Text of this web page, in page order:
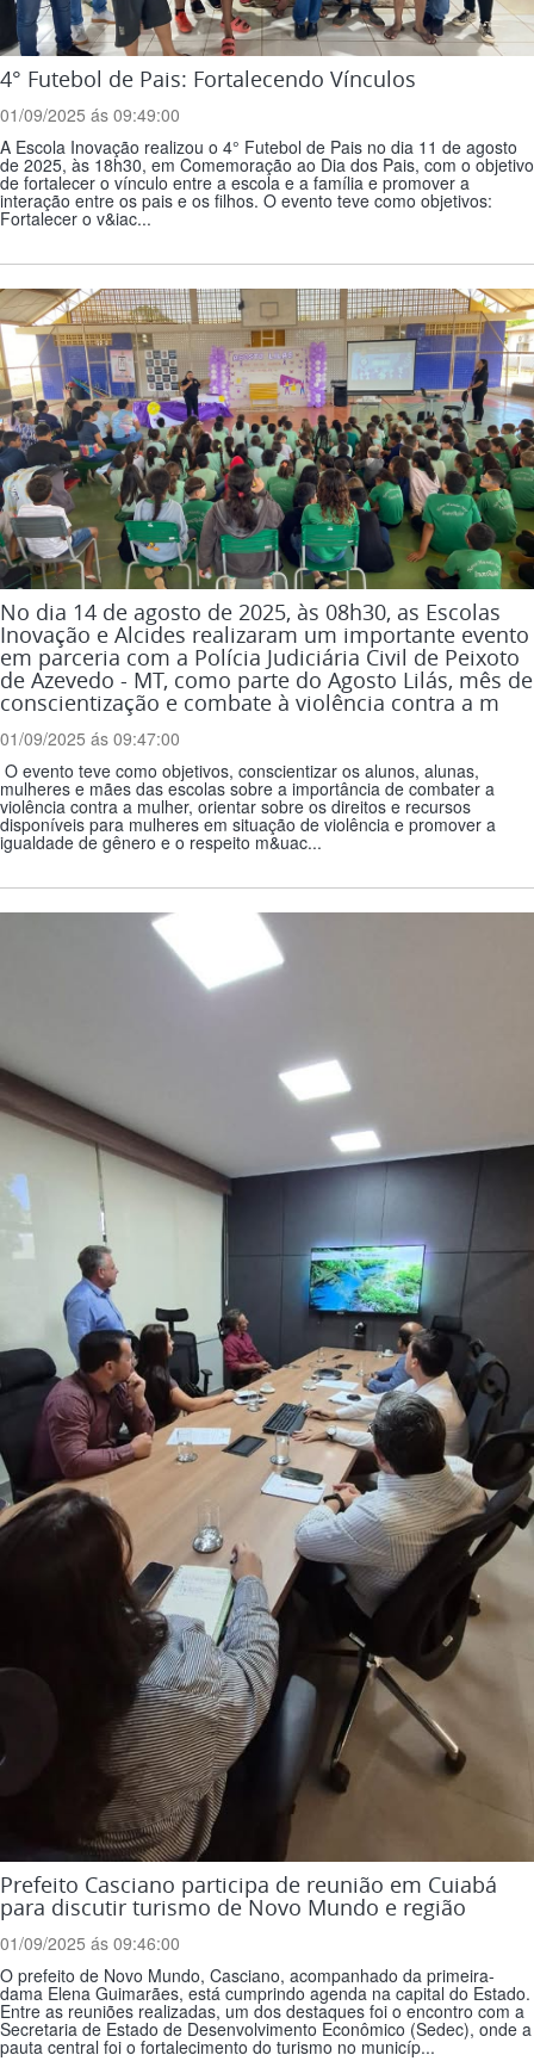
4° Futebol de Pais: Fortalecendo Vínculos
01/09/2025 ás 09:49:00
A Escola Inovação realizou o 4° Futebol de Pais no dia 11 de agosto
de 2025, às 18h30, em Comemoração ao Dia dos Pais, com o objetivo
de fortalecer o vínculo entre a escola e a família e promover a
interação entre os pais e os filhos. O evento teve como objetivos:
Fortalecer o v&iac...
No dia 14 de agosto de 2025, às 08h30, as Escolas
Inovação e Alcides realizaram um importante evento
em parceria com a Polícia Judiciária Civil de Peixoto
de Azevedo - MT, como parte do Agosto Lilás, mês de
conscientização e combate à violência contra a m
01/09/2025 ás 09:47:00
O evento teve como objetivos, conscientizar os alunos, alunas,
mulheres e mães das escolas sobre a importância de combater a
violência contra a mulher, orientar sobre os direitos e recursos
disponíveis para mulheres em situação de violência e promover a
igualdade de gênero e o respeito m&uac...
Prefeito Casciano participa de reunião em Cuiabá
para discutir turismo de Novo Mundo e região
01/09/2025 ás 09:46:00
O prefeito de Novo Mundo, Casciano, acompanhado da primeira-
dama Elena Guimarães, está cumprindo agenda na capital do Estado.
Entre as reuniões realizadas, um dos destaques foi o encontro com a
Secretaria de Estado de Desenvolvimento Econômico (Sedec), onde a
pauta central foi o fortalecimento do turismo no municíp...